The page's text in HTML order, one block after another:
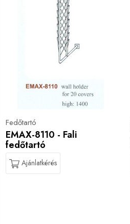
Fedőtartó
EMAX-8110 - Fali
fedőtartó
Ajánlatkérés